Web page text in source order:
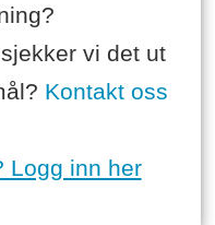
vi det ut
Kontakt oss
Logg inn her